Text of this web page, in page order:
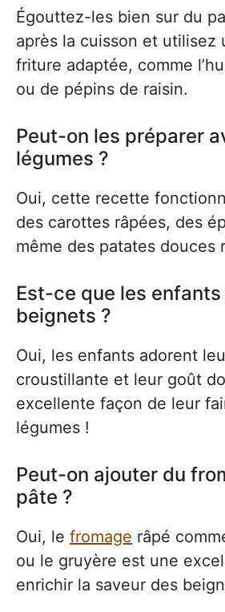
Égouttez-les bien sur du
après la cuisson et utilisez
friture adaptée, comme
ou de pépins de raisin.
Peut-on les préparer
légumes ?
Oui, cette recette
des carottes râpées, des
même des patates douces
Est-ce que les
beignets ?
Oui, les enfants adorent
croustillante et leur goût
excellente façon de leur
légumes !
Peut-on ajouter du
pâte ?
Oui, le fromage râpé
ou le gruyère est une
enrichir la saveur des